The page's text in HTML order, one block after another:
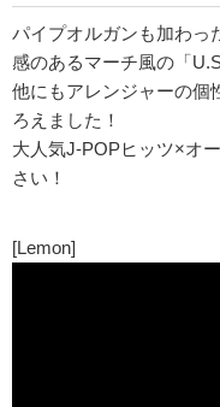
パイプオルガンも加わっ
感のあるマーチ風の「
他にもアレンジャーの個
ろえました！
大人気J-POPヒッツ×オ
さい！
[Lemon]